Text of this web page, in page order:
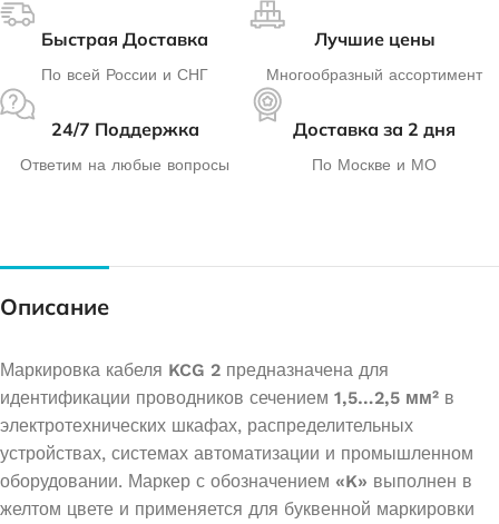
Быстрая Доставка
По всей России и СНГ
Лучшие цены
Многообразный ассортимент
24/7 Поддержка
Ответим на любые вопросы
Доставка за 2 дня
По Москве и МО
Описание
Маркировка кабеля KCG 2 предназначена для
идентификации проводников сечением 1,5…2,5 мм² в
электротехнических шкафах, распределительных
устройствах, системах автоматизации и промышленном
оборудовании. Маркер с обозначением «K» выполнен в
желтом цвете и применяется для буквенной маркировки